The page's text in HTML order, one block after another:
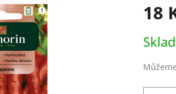
18
cena: